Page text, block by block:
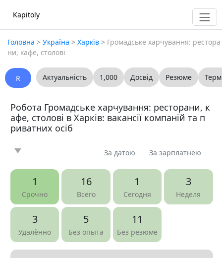
Kapitoly
Головна > Україна > Харків > Громадське харчування: рестора
ни, кафе, столові
R Актуальність 1,000 Досвід Резюме
Робота Громадське харчування: ресторани, к
афе, столові в Харків: вакансії компаній та п
риватних осіб
Новина 0 Стаття 0 Пропоную 0 Шукаю 0
Запитання Вакансія Резюме
Показать все разделы▼
За датою За зарплатнею
1
Срочно
16
Всего
1
Сегодня
3
Неделя
3
Удалённо
5
Без опыта
11
Без резюме